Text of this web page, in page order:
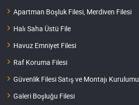
Apartman Boşluk Filesi, Merdiven Filesi
Halı Saha Üstü File
Havuz Emniyet Filesi
Raf Koruma Filesi
Güvenlik Filesi Satış ve Montajı Kurulumu
Galeri Boşluğu Filesi